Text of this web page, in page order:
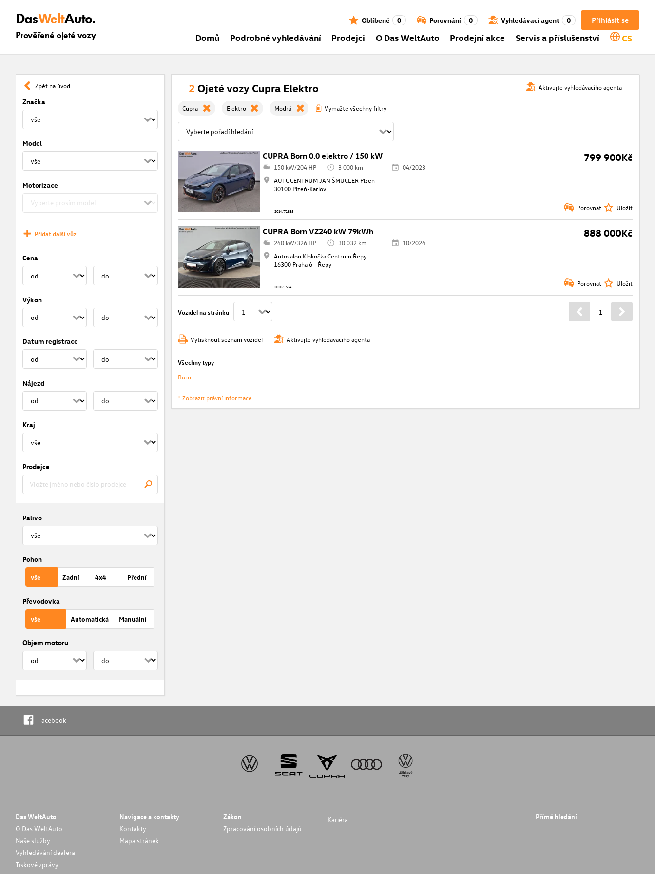
DasWeltAuto.
Prověřené ojeté vozy
Přihlásit se
Oblíbené 0 Porovnání 0 Vyhledávací agent 0
Domů Podrobné vyhledávání Prodejci O Das WeltAuto Prodejní akce Servis a příslušenství CS
Zpět na úvod
Značka
Model
Motorizace
Přidat další vůz
Cena
Výkon
Datum registrace
Nájezd
Kraj
Prodejce
Palivo
Pohon
vše Zadní 4x4 Přední
Převodovka
vše Automatická Manuální
Objem motoru
Aktivujte vyhledávacího agenta
2 Ojeté vozy Cupra Elektro
Cupra Elektro Modrá Vymažte všechny filtry
CUPRA Born 0.0 elektro / 150 kW 799 900Kč
150 kW/204 HP 3 000 km
04/2023
AUTOCENTRUM JAN ŠMUCLER Plzeň
30100 Plzeň-Karlov
2014/71885 Porovnat Uložit
CUPRA Born VZ240 kW 79kWh 888 000Kč
240 kW/326 HP 30 032 km
10/2024
Autosalon Klokočka Centrum Řepy
16300 Praha 6 - Řepy
2020/1534 Porovnat Uložit
Vozidel na stránku 1
Vytisknout seznam vozidel Aktivujte vyhledávacího agenta
Všechny typy
Born
* Zobrazit právní informace
Facebook
Das WeltAuto
O Das WeltAuto
Naše služby
Vyhledávání dealera
Tiskové zprávy
Navigace a kontakty
Kontakty
Mapa stránek
Zákon
Zpracování osobních údajů
Kariéra Přímé hledání